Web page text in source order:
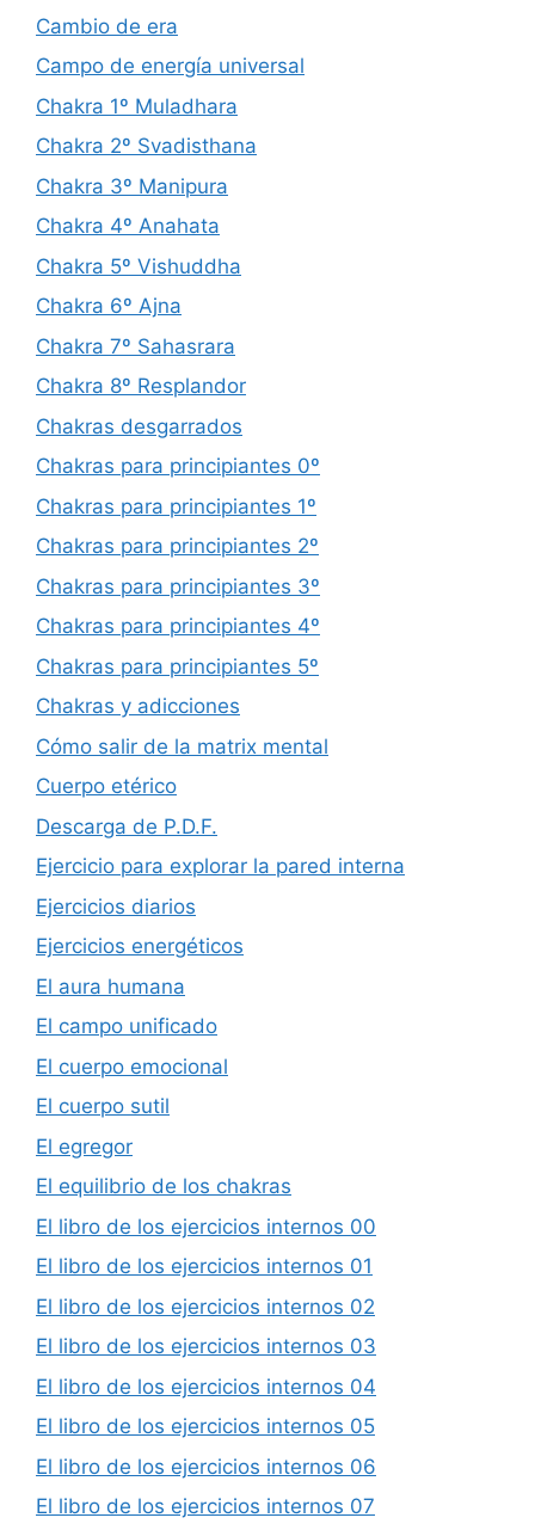
Cambio de era
Campo de energía universal
Chakra 1º Muladhara
Chakra 2º Svadisthana
Chakra 3º Manipura
Chakra 4º Anahata
Chakra 5º Vishuddha
Chakra 6º Ajna
Chakra 7º Sahasrara
Chakra 8º Resplandor
Chakras desgarrados
Chakras para principiantes 0º
Chakras para principiantes 1º
Chakras para principiantes 2º
Chakras para principiantes 3º
Chakras para principiantes 4º
Chakras para principiantes 5º
Chakras y adicciones
Cómo salir de la matrix mental
Cuerpo etérico
Descarga de P.D.F.
Ejercicio para explorar la pared interna
Ejercicios diarios
Ejercicios energéticos
El aura humana
El campo unificado
El cuerpo emocional
El cuerpo sutil
El egregor
El equilibrio de los chakras
El libro de los ejercicios internos 00
El libro de los ejercicios internos 01
El libro de los ejercicios internos 02
El libro de los ejercicios internos 03
El libro de los ejercicios internos 04
El libro de los ejercicios internos 05
El libro de los ejercicios internos 06
El libro de los ejercicios internos 07